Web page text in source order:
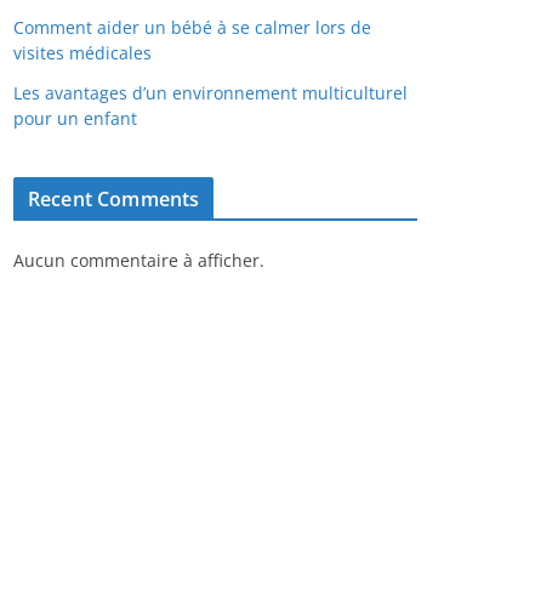
Comment aider un bébé à se calmer lors de
visites médicales
Les avantages d’un environnement multiculturel
pour un enfant
Recent Comments
Aucun commentaire à afficher.